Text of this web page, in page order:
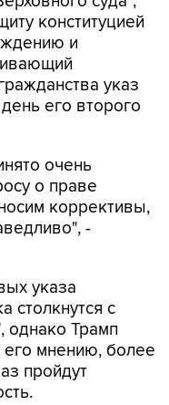
конституцией
и
указ
его второго
очень
о праве
коррективы,
-
указа
столкнутся с
однако Трамп
его мнению, более
пройдут